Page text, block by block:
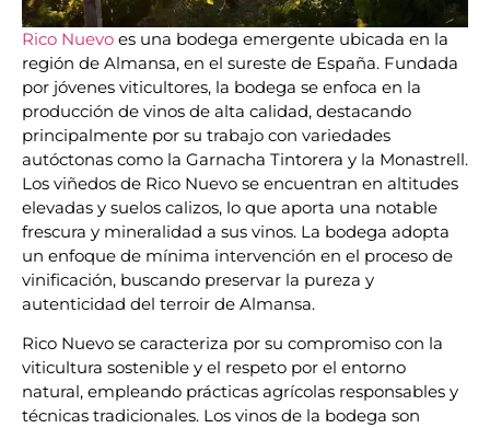
Rico Nuevo es una bodega emergente ubicada en la
región de Almansa, en el sureste de España. Fundada
por jóvenes viticultores, la bodega se enfoca en la
producción de vinos de alta calidad, destacando
principalmente por su trabajo con variedades
autóctonas como la Garnacha Tintorera y la Monastrell.
Los viñedos de Rico Nuevo se encuentran en altitudes
elevadas y suelos calizos, lo que aporta una notable
frescura y mineralidad a sus vinos. La bodega adopta
un enfoque de mínima intervención en el proceso de
vinificación, buscando preservar la pureza y
autenticidad del terroir de Almansa.
Rico Nuevo se caracteriza por su compromiso con la
viticultura sostenible y el respeto por el entorno
natural, empleando prácticas agrícolas responsables y
técnicas tradicionales. Los vinos de la bodega son